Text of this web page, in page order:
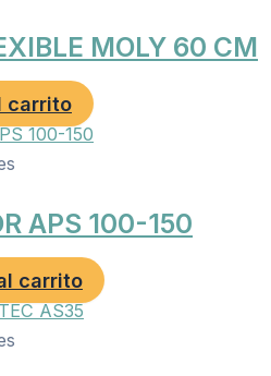
MOLY 60 CM
carrito
APS 100-150
carrito